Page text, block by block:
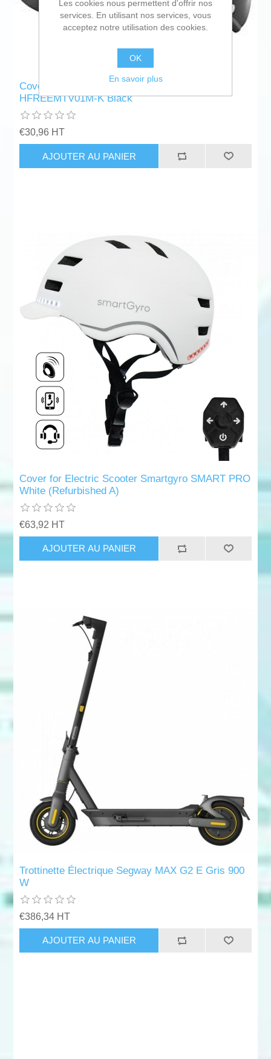
Cover for Electric Scooter Reebok RK-
HFREEMTV01M-K Black
€30,96 HT
AJOUTER AU PANIER
Cover for Electric Scooter Smartgyro SMART PRO
White (Refurbished A)
€63,92 HT
AJOUTER AU PANIER
Trottinette Électrique Segway MAX G2 E Gris 900
W
€386,34 HT
AJOUTER AU PANIER
Les cookies nous permettent d'offrir nos
services. En utilisant nos services, vous
acceptez notre utilisation des cookies.
OK
En savoir plus